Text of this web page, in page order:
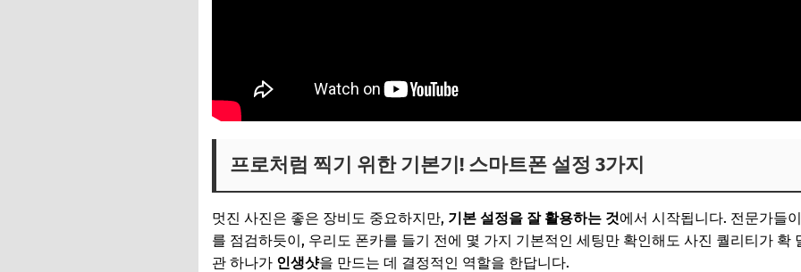
프로처럼 찍기 위한 기본기! 스마트폰 설정 3가지
멋진 사진은 좋은 장비도 중요하지만, 기본 설정을 잘 활용하는 것에서 시작됩니다. 전문가들
를 점검하듯이, 우리도 폰카를 들기 전에 몇 가지 기본적인 세팅만 확인해도 사진 퀄리티가 확
관 하나가 인생샷을 만드는 데 결정적인 역할을 한답니다.